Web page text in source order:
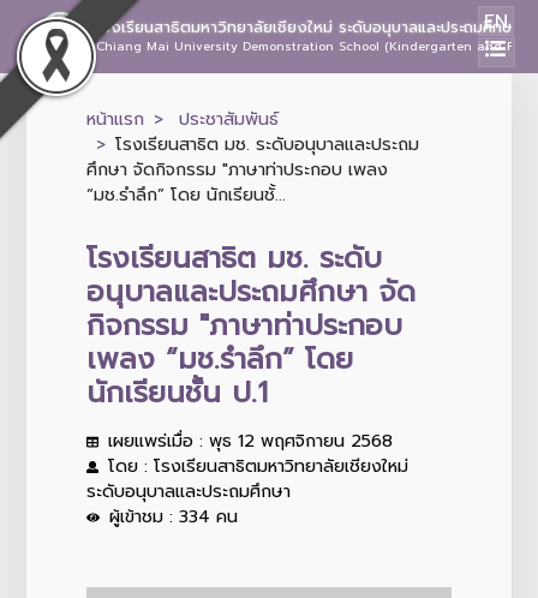
โรงเรียนสาธิตมหาวิทยาลัยเชียงใหม่ ระดับอนุบาลและประถมศึกษา
Chiang Mai University Demonstration School (Kindergarten and
EN
หน้าแรก
ประชาสัมพันธ์
โรงเรียนสาธิต มช. ระดับอนุบาลและประถม
ศึกษา จัดกิจกรรม "ภาษาท่าประกอบ เพลง
“มช.รำลึก” โดย นักเรียนชั้...
โรงเรียนสาธิต มช. ระดับ
อนุบาลและประถมศึกษา จัด
กิจกรรม "ภาษาท่าประกอบ
เพลง “มช.รำลึก” โดย
นักเรียนชั้น ป.1
เผยแพร่เมื่อ : พุธ 12 พฤศจิกายน 2568
โดย : โรงเรียนสาธิตมหาวิทยาลัยเชียงใหม่
ระดับอนุบาลและประถมศึกษา
ผู้เข้าชม : 334 คน